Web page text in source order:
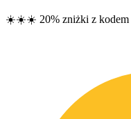
☀️☀️☀️ 20% zniżki z kodem